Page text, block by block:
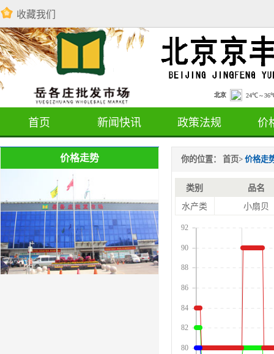
收藏我们
首页 新闻快讯 政策法规 价
价格走势 你的位置： 首页> 价格走
类别
品名
水产类
小扇贝
80
82
84
86
88
90
92